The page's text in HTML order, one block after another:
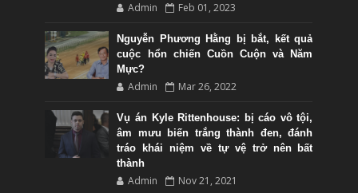
Admin Feb 01, 2023
Nguyễn Phương Hằng bị bắt, kết quả
cuộc hổn chiến Cuồn Cuộn và Năm
Mực?
Admin Mar 26, 2022
Vụ án Kyle Rittenhouse: bị cáo vô tội,
âm mưu biến trắng thành đen, đánh
tráo khái niệm về tự vệ trở nên bất
thành
Admin Nov 21, 2021